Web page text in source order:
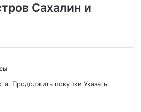
Сахалин и
Продолжить покупки Указать